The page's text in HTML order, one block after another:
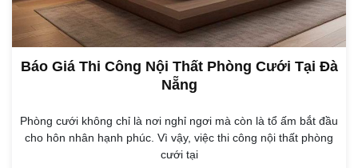
Báo Giá Thi Công Nội Thất Phòng Cưới Tại Đà
Nẵng
Phòng cưới không chỉ là nơi nghỉ ngơi mà còn là tổ ấm bắt đầu
cho hôn nhân hạnh phúc. Vì vậy, việc thi công nội thất phòng
cưới tại